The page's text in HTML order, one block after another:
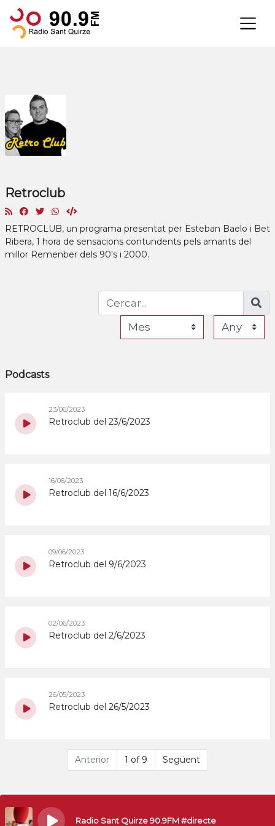
×
Retroclub
RETROCLUB, un programa presentat per Esteban Baelo i Bet
Ribera, 1 hora de sensacions contundents pels amants del
millor Remenber dels 90's i 2000.
Podcasts
23/06/2023
Retroclub del 23/6/2023
16/06/2023
Retroclub del 16/6/2023
09/06/2023
Retroclub del 9/6/2023
02/06/2023
Retroclub del 2/6/2023
26/05/2023
Retroclub del 26/5/2023
Anterior 1 of 9 Següent
Radio Sant Quirze 90.9FM #directe